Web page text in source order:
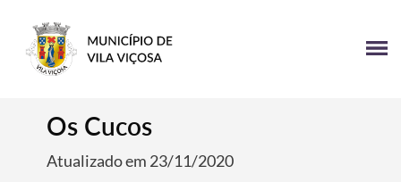
Os Cucos
Atualizado em 23/11/2020